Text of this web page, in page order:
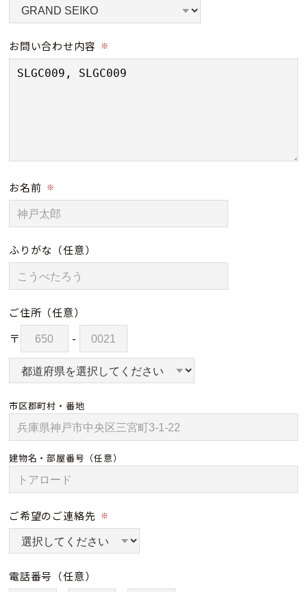
お問い合わせ内容 ※
お名前 ※
ふりがな （任意）
ご住所 （任意）
〒 -
市区郡町村・番地
建物名・部屋番号 （任意）
ご希望のご連絡先 ※
電話番号 （任意）